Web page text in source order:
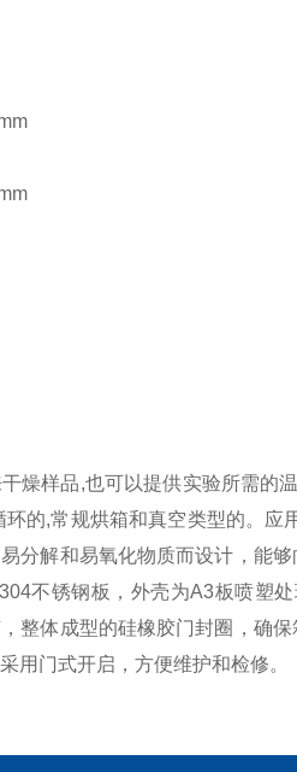
燥样品,也可以提供实验所需的
的,常规烘箱和真空类型的。应
分解和易氧化物质而设计，能
不锈钢板，外壳为A3板喷塑
整体成型的硅橡胶门封圈，确
用门式开启，方便维护和检修。